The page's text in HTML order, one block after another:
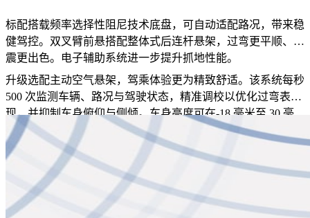
标配搭载频率选择性阻尼技术底盘，可自动适配路况，带来稳
健驾控。双叉臂前悬搭配整体式后连杆悬架，过弯更平顺、滤
震更出色。电子辅助系统进一步提升抓地性能。
升级选配主动空气悬架，驾乘体验更为精致舒适。该系统每秒
500 次监测车辆、路况与驾驶状态，精准调校以优化过弯表
现，并抑制车身俯仰与侧倾。车身高度可在-18 毫米至 30 毫
米范围内升降调节。